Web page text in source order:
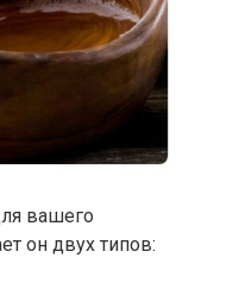
вашего
он двух типов: